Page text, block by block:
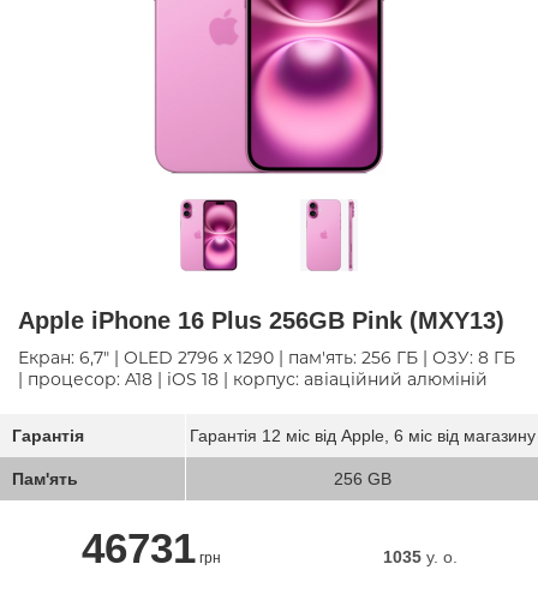
Платний сервіс Apple
Apple iPhone 16 Plus 256GB Pink (MXY13)
Екран: 6,7" | OLED 2796 x 1290 | пам'ять: 256 ГБ | ОЗУ: 8 ГБ
| процесор: A18 | iOS 18 | корпус: авіаційний алюміній
Гарантія Гарантія 12 міс від Apple, 6 міс від магазину
Пам'ять 256 GB
46731грн 1035y. о.